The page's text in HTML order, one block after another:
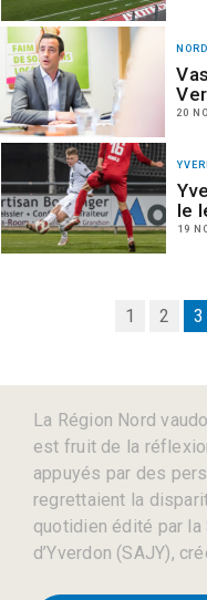
20
le
19
1 2 3
La Région Nord
est fruit de la
appuyés par des
regrettaient la
quotidien édité par la
d’Yverdon (SAJY),